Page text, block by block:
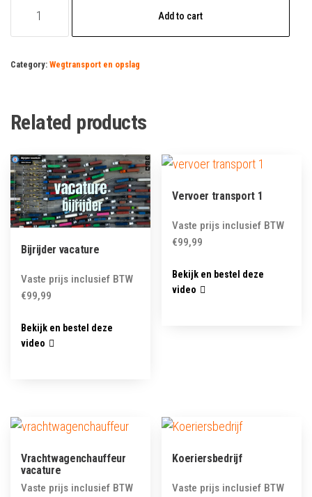
vacature
Add to cart
Category: Wegtransport en opslag
Related products
Bijrijder vacature
Vaste prijs inclusief BTW
€99,99
Bekijk en bestel deze
video
Vervoer transport 1
Vaste prijs inclusief BTW
€99,99
Bekijk en bestel deze
video
Vrachtwagenchauffeur
vacature
Vaste prijs inclusief BTW
Koeriersbedrijf
Vaste prijs inclusief BTW